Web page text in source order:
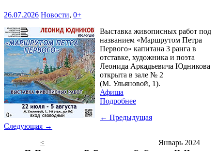
26.07.2026 Новости, 0+
Выставка живописных работ под
названием «Маршрутом Петра
Первого» капитана 3 ранга в
отставке, художника и поэта
Леонида Аркадьевича Юдникова
открыта в зале № 2
(М. Ульяновой, 1).
Афиша
Подробнее
← Предыдущая
Следующая →
<
Январь 2024